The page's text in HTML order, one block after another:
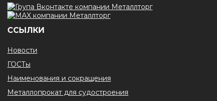
ССЫЛКИ
Новости
ГОСТы
Наименования и сокращения
Металлопрокат для судостроения